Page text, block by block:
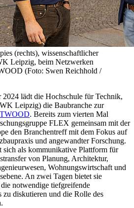
(rechts), wissenschaftlicher
Leipzig, beim Netzwerken
(Foto: Swen Reichhold /
2024 lädt die Hochschule für Technik,
Leipzig) die Baubranche zur
. Bereits zum vierten Mal
FLEX gemeinsam mit der
den Branchentreff mit dem Fokus auf
und angewandter Forschung.
als kommunikative Plattform für
von Planung, Architektur,
Wohnungswirtschaft und
An zwei Tagen bietet sie
notwendige tiefgreifende
zu diskutieren und die Rolle des